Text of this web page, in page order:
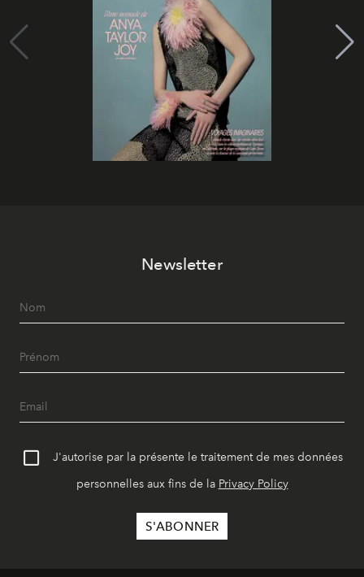
Newsletter
J'autorise par la présente le traitement de mes données
personnelles aux fins de la Privacy Policy